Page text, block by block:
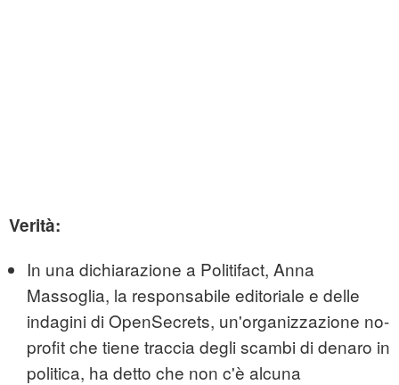
Verità:
In una dichiarazione a Politifact, Anna
Massoglia, la responsabile editoriale e delle
indagini di OpenSecrets, un'organizzazione no-
profit che tiene traccia degli scambi di denaro in
politica, ha detto che non c'è alcuna